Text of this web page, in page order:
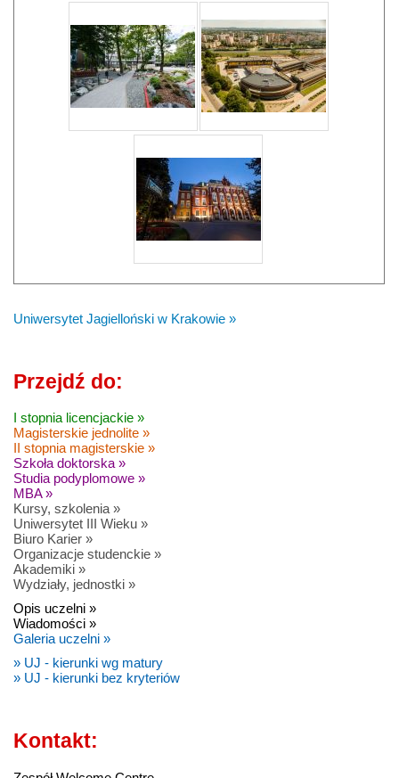
Uniwersytet Jagielloński w Krakowie »
Przejdź do:
I stopnia licencjackie »
Magisterskie jednolite »
II stopnia magisterskie »
Szkoła doktorska »
Studia podyplomowe »
MBA »
Kursy, szkolenia »
Uniwersytet III Wieku »
Biuro Karier »
Organizacje studenckie »
Akademiki »
Wydziały, jednostki »
Opis uczelni »
Wiadomości »
Galeria uczelni »
» UJ - kierunki wg matury
» UJ - kierunki bez kryteriów
Kontakt: